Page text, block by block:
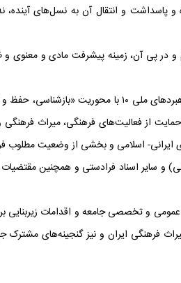
و انتقال آن به نسل‌های آینده، نه
در پی آن، زمینه پیشرفت مادی و معنوی و
در این راستا؛ طراحی و تصویب سند ملی میراث فرهنگی به عنوان گامی مهم در چارچوب راهبرد کلان ۲ نقشه
قومی با محوریت فرهنگ اسلامی ایرانی و حفظ وحدت ملی» و اقدام ملی ۱۷ با تمرکز بر «حمایت از
ایرانی- اسلامی و بخشی از وضعیت مطلوب
و سایر اسناد فرادستی و همچنین
عمومی و تخصصی جامعه و اقدامات زیربنایی
ایران و نیز گنجینه‌های مشترک